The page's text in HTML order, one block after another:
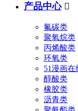
产品中心 
氟碳类
聚氧烷类
丙烯酸类
环氧类
51漫画在
醇酸类
橡胶类
沥青类